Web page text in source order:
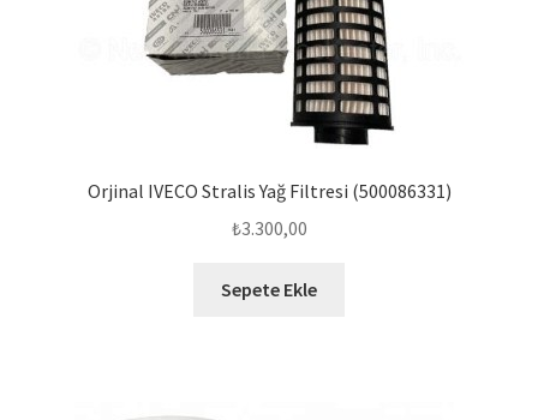
Orjinal IVECO Stralis Yağ Filtresi (500086331)
₺3.300,00
Sepete Ekle